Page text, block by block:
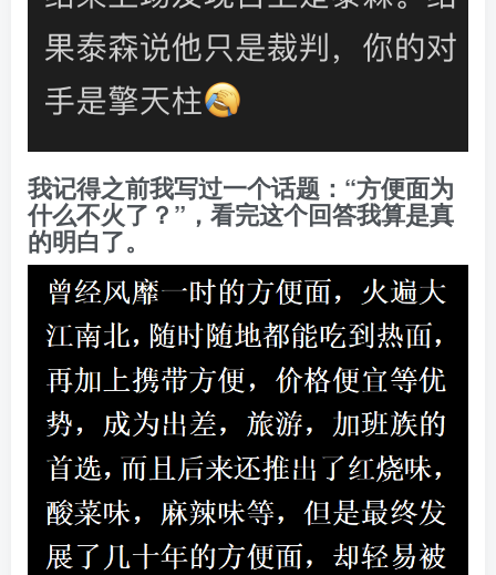
我记得之前我写过一个话题：“方便面为
什么不火了？”，看完这个回答我算是真
的明白了。